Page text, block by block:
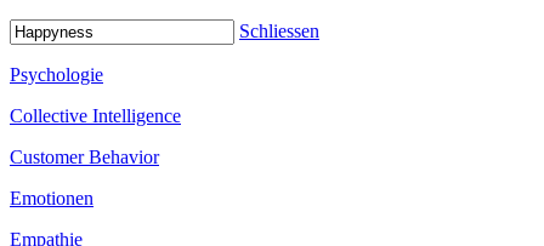
Schliessen
Psychologie
Collective Intelligence
Customer Behavior
Emotionen
Empathie